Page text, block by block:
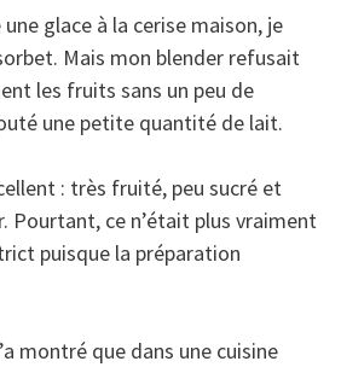
une glace à la cerise maison, je
Mais mon blender refusait
les fruits sans un peu de
une petite quantité de lait.
: très fruité, peu sucré et
Pourtant, ce n’était plus vraiment
puisque la préparation
montré que dans une cuisine